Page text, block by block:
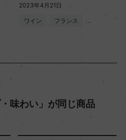
2023年4月21日
ワイン フランス …
・味わい」が同じ商品